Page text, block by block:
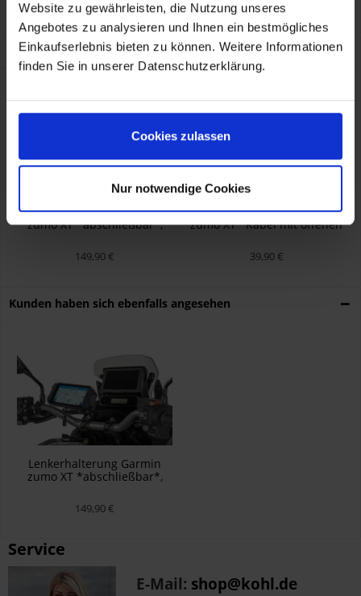
Website zu gewährleisten, die Nutzung unseres
Angebotes zu analysieren und Ihnen ein bestmögliches
Einkaufserlebnis bieten zu können. Weitere Informationen
finden Sie in unserer Datenschutzerklärung.
Cookies zulassen
Nur notwendige Cookies
Auf dem Zimmermann 7-9, Niedereschach, DE, 78078
info@touratech.de
Kunden kauften auch
Lenkerhalterung Garmin
zumo XT *abschließbar*,
149,90 €
Stromkabel für Garmin
zumo XT *Kabel mit offenen
39,90 €
Kunden haben sich ebenfalls angesehen
Lenkerhalterung Garmin
zumo XT *abschließbar*,
149,90 €
Service
E-Mail: shop@kohl.de